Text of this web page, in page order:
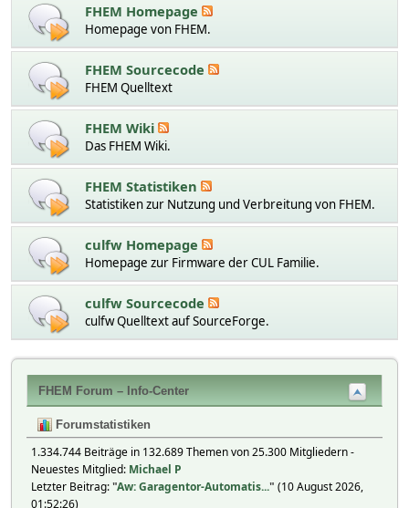
FHEM Homepage
Homepage von FHEM.
FHEM Sourcecode
FHEM Quelltext
FHEM Wiki
Das FHEM Wiki.
FHEM Statistiken
Statistiken zur Nutzung und Verbreitung von FHEM.
culfw Homepage
Homepage zur Firmware der CUL Familie.
culfw Sourcecode
culfw Quelltext auf SourceForge.
FHEM Forum – Info-Center
Forumstatistiken
1.334.744 Beiträge in 132.689 Themen von 25.300 Mitgliedern -
Neuestes Mitglied: Michael P
Letzter Beitrag:"Aw: Garagentor-Automatis..." (10 August 2026,
01:52:26)